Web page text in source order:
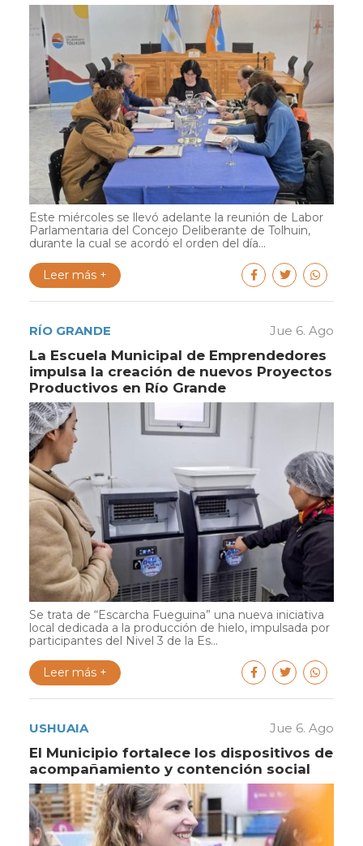
Este miércoles se llevó adelante la reunión de Labor
Parlamentaria del Concejo Deliberante de Tolhuin,
durante la cual se acordó el orden del día...
Leer más +
RÍO GRANDE Jue 6. Ago
La Escuela Municipal de Emprendedores
impulsa la creación de nuevos Proyectos
Productivos en Río Grande
Se trata de “Escarcha Fueguina” una nueva iniciativa
local dedicada a la producción de hielo, impulsada por
participantes del Nivel 3 de la Es...
Leer más +
USHUAIA Jue 6. Ago
El Municipio fortalece los dispositivos de
acompañamiento y contención social